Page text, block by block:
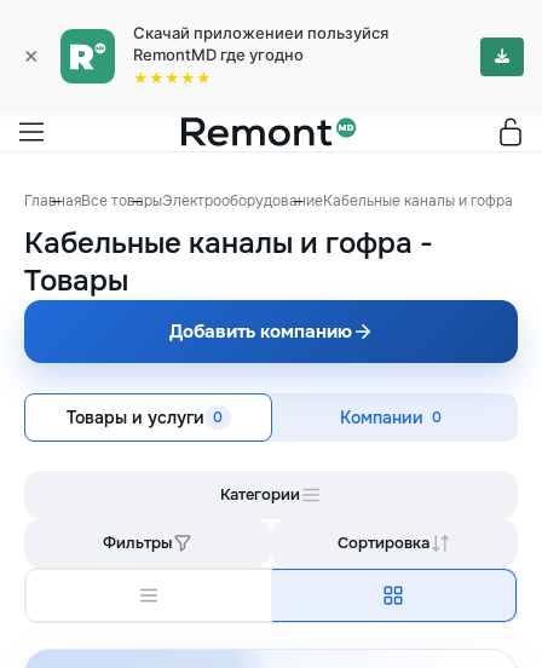
×
Скачай приложениеи пользуйся
RemontMD где угодно
★★★★★
ГлавнаяВсе товарыЭлектрооборудованиеКабельные каналы и гофра
Кабельные каналы и гофра -
Товары
Добавить компанию
Товары и услуги 0 Компании 0
Категории
Фильтры Сортировка